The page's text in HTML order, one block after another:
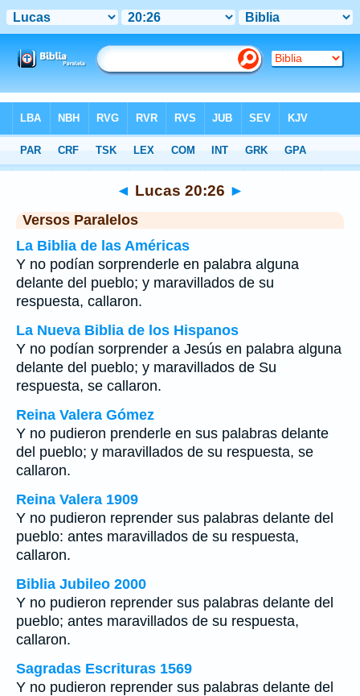
>Lucas > Capítulo 20> Verso 26
◄ Lucas 20:26 ►
Versos Paralelos
La Biblia de las Américas
Y no podían sorprenderle en palabra alguna
delante del pueblo; y maravillados de su
respuesta, callaron.
La Nueva Biblia de los Hispanos
Y no podían sorprender a Jesús en palabra alguna
delante del pueblo; y maravillados de Su
respuesta, se callaron.
Reina Valera Gómez
Y no pudieron prenderle en sus palabras delante
del pueblo; y maravillados de su respuesta, se
callaron.
Reina Valera 1909
Y no pudieron reprender sus palabras delante del
pueblo: antes maravillados de su respuesta,
callaron.
Biblia Jubileo 2000
Y no pudieron reprender sus palabras delante del
pueblo; antes maravillados de su respuesta,
callaron.
Sagradas Escrituras 1569
Y no pudieron reprender sus palabras delante del